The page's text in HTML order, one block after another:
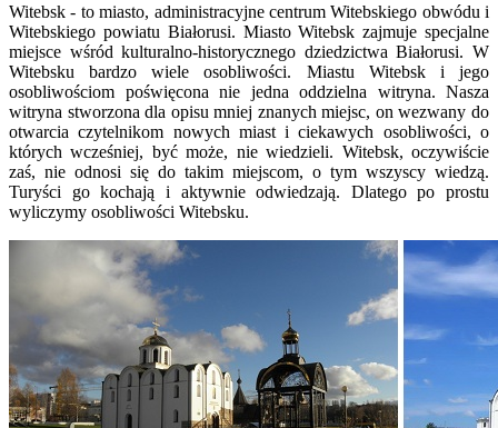
Witebsk - to miasto, administracyjne centrum Witebskiego obwódu i
Witebskiego powiatu Białorusi. Miasto Witebsk zajmuje specjalne
miejsce wśród kulturalno-historycznego dziedzictwa Białorusi. W
Witebsku bardzo wiele osobliwości. Miastu Witebsk i jego
osobliwościom poświęcona nie jedna oddzielna witryna. Nasza
witryna stworzona dla opisu mniej znanych miejsc, on wezwany do
otwarcia czytelnikom nowych miast i ciekawych osobliwości, o
których wcześniej, być może, nie wiedzieli. Witebsk, oczywiście
zaś, nie odnosi się do takim miejscom, o tym wszyscy wiedzą.
Turyści go kochają i aktywnie odwiedzają. Dlatego po prostu
wyliczymy osobliwości Witebsku.